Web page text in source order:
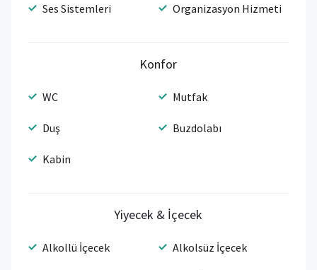
Ses Sistemleri Organizasyon Hizmeti
Konfor
WC Mutfak
Duş Buzdolabı
Kabin
Yiyecek & İçecek
Alkollü İçecek Alkolsüz İçecek